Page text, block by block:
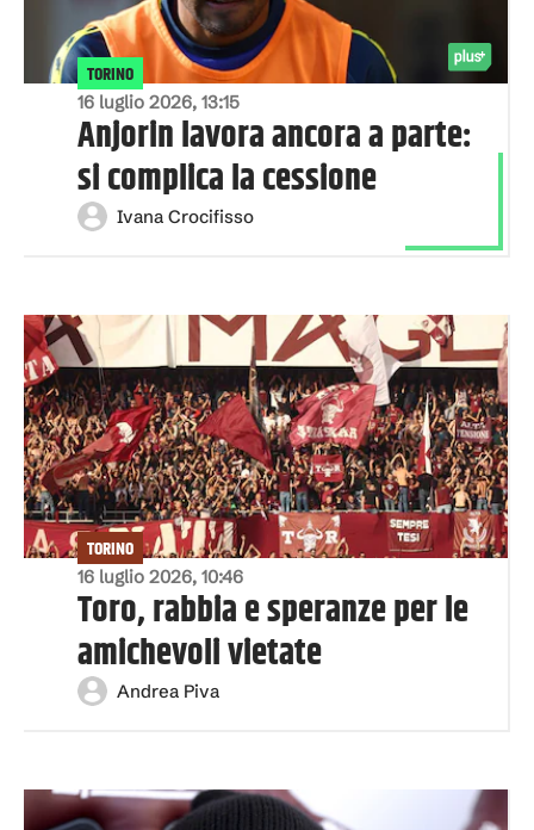
16 luglio 2026, 13:15
TORINO
Anjorin lavora ancora a parte:
si complica la cessione
Ivana Crocifisso
16 luglio 2026, 10:46
TORINO
Toro, rabbia e speranze per le
amichevoli vietate
Andrea Piva